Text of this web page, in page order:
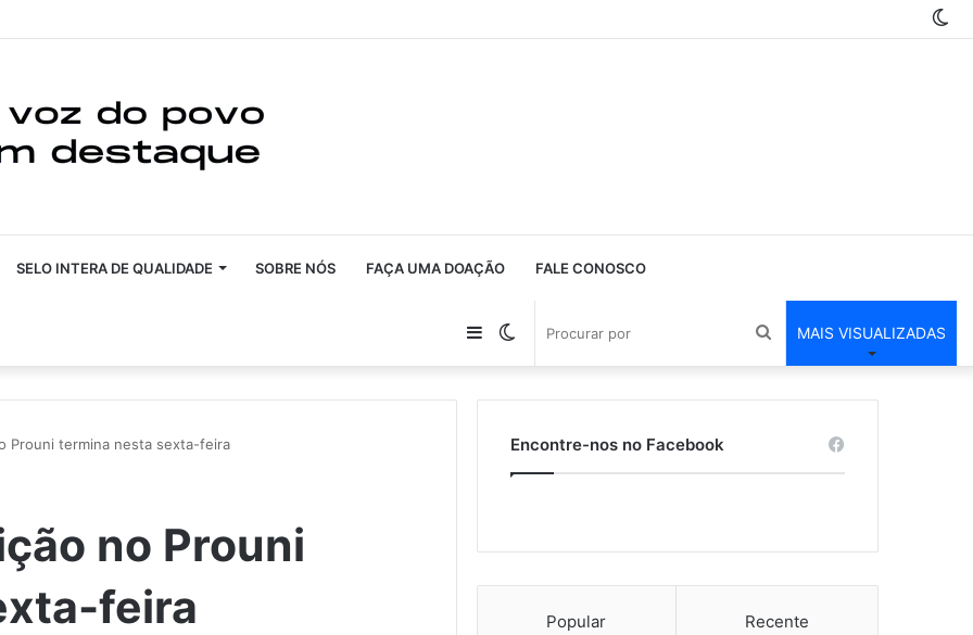
SELO INTERA DE QUALIDADE SOBRE NÓS FAÇA UMA DOAÇÃO FALE CONOSCO
MAIS VISUALIZADAS
Procurar
por
Switch
skin
Barra
Lateral
Prouni termina nesta sexta-feira
no Prouni
feira
Encontre-nos no Facebook
Popular Recente